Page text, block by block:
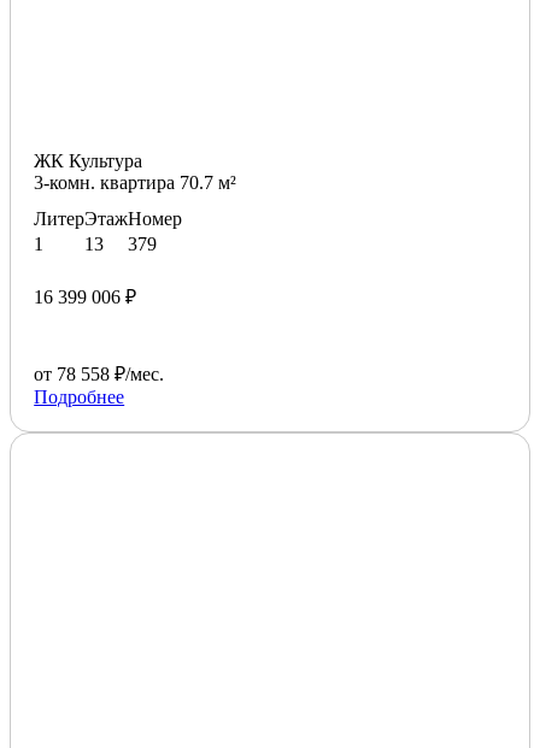
ЖК Культура
3-комн. квартира 70.7 м²
Литер
1
Этаж
13
Номер
379
16 399 006 ₽
от 78 558 ₽/мес.
Подробнее